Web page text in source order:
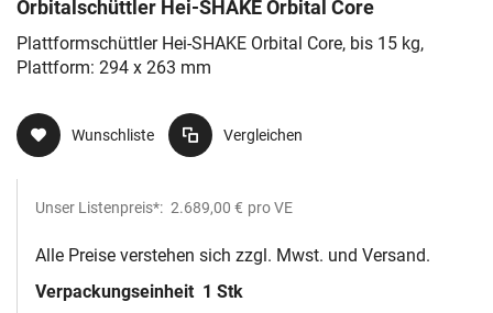
Orbitalschüttler Hei-SHAKE Orbital Core
Plattformschüttler Hei-SHAKE Orbital Core, bis 15 kg,
Plattform: 294 x 263 mm
Wunschliste Vergleichen
Unser Listenpreis*: 2.689,00 € pro VE
Alle Preise verstehen sich zzgl. Mwst. und Versand.
Verpackungseinheit 1 Stk